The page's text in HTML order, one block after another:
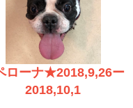
ーナ★2018,9,26ー
2018,10,1